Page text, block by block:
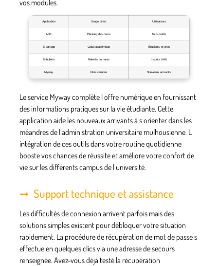
vos modules.
Application Usage direct Utilisateurs
ADE Planning des cours Tous profils
E-partage Cloud académique Étudiants et pros
E-bulletin Relevés de notes Inscrits UHA
Myway Infos campus Nouveaux arrivants
Le service Myway complète l offre numérique en fournissant
des informations pratiques sur la vie étudiante. Cette
application aide les nouveaux arrivants à s orienter dans les
méandres de l administration universitaire mulhousienne. L
intégration de ces outils dans votre routine quotidienne
booste vos chances de réussite et améliore votre confort de
vie sur les différents campus de l université.
Support technique et assistance
Les difficultés de connexion arrivent parfois mais des
solutions simples existent pour débloquer votre situation
rapidement. La procédure de récupération de mot de passe s
effectue en quelques clics via une adresse de secours
renseignée. Avez-vous déjà testé la récupération